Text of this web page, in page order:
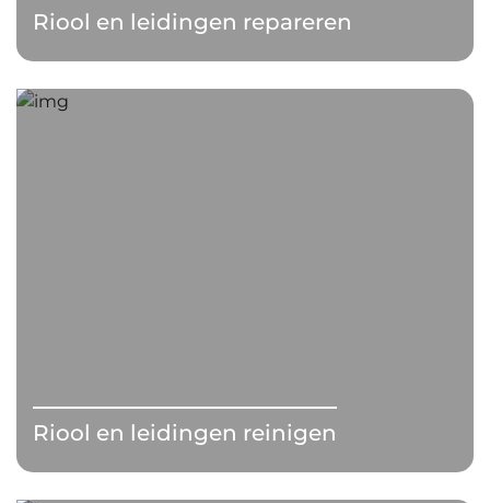
Riool en leidingen repareren
Riool en leidingen reinigen